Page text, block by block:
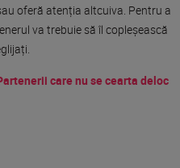
oferă atenția altcuiva. Pentru a
va trebuie să îl copleșească
care nu se cearta deloc